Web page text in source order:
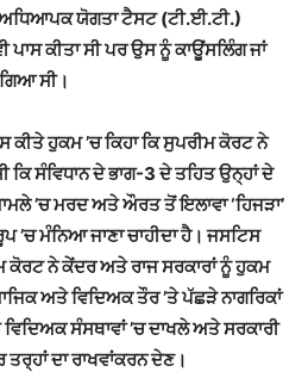
ਯੋਗਤਾ ਟੈਸਟ (ਟੀ.ਈ.ਟੀ.)
ਕੀਤਾ ਸੀ ਪਰ ਉਸ ਨੂੰ ਕਾਊਂਸਲਿੰਗ ਜਾਂ
ਸੀ।
ਕੀਤੇ ਹੁਕਮ ’ਚ ਕਿਹਾ ਕਿ ਸੁਪਰੀਮ ਕੋਰਟ ਨੇ
ਕਿ ਸੰਵਿਧਾਨ ਦੇ ਭਾਗ-3 ਦੇ ਤਹਿਤ ਉਨ੍ਹਾਂ ਦੇ
’ਚ ਮਰਦ ਅਤੇ ਔਰਤ ਤੋਂ ਇਲਾਵਾ ‘ਹਿਜੜਾ’
’ਚ ਮੰਨਿਆ ਜਾਣਾ ਚਾਹੀਦਾ ਹੈ। ਜਸਟਿਸ
ਕੋਰਟ ਨੇ ਕੇਂਦਰ ਅਤੇ ਰਾਜ ਸਰਕਾਰਾਂ ਨੂੰ ਹੁਕਮ
ਅਤੇ ਵਿਦਿਅਕ ਤੌਰ ’ਤੇ ਪੱਛੜੇ ਨਾਗਰਿਕਾਂ
ਸੰਸਥਾਵਾਂ ’ਚ ਦਾਖਲੇ ਅਤੇ ਸਰਕਾਰੀ
ਦਾ ਰਾਖਵਾਂਕਰਨ ਦੇਣ।